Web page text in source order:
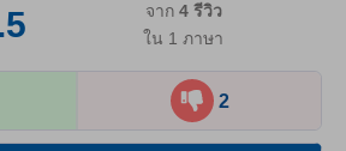
จาก 4รีวิว
ใน 1 ภาษา
2